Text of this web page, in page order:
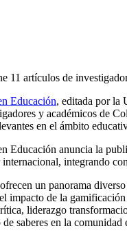
11 artículos de
Educación, editada por la
y académicos de
en el ámbito
Educación anuncia la
integrando
un panorama
impacto de la
liderazgo
saberes en la comunidad